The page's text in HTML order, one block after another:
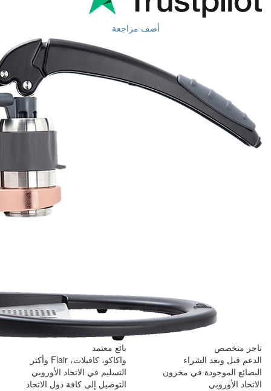
بائع معتمد
واكاكو، كافيلات، Flair وأكثر
التسليم في الاتحاد الأوروبي
التوصيل إلى كافة دول الاتحاد